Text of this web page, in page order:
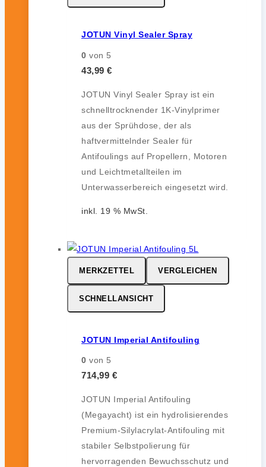
JOTUN Vinyl Sealer Spray
0 von 5
43,99 €
JOTUN Vinyl Sealer Spray ist ein
schnelltrocknender 1K-Vinylprimer
aus der Sprühdose, der als
haftvermittelnder Sealer für
Antifoulings auf Propellern, Motoren
und Leichtmetallteilen im
Unterwasserbereich eingesetzt wird.
inkl. 19 % MwSt.
MERKZETTEL VERGLEICHEN
SCHNELLANSICHT
JOTUN Imperial Antifouling
0 von 5
714,99 €
JOTUN Imperial Antifouling
(Megayacht) ist ein hydrolisierendes
Premium-Silylacrylat-Antifouling mit
stabiler Selbstpolierung für
hervorragenden Bewuchsschutz und